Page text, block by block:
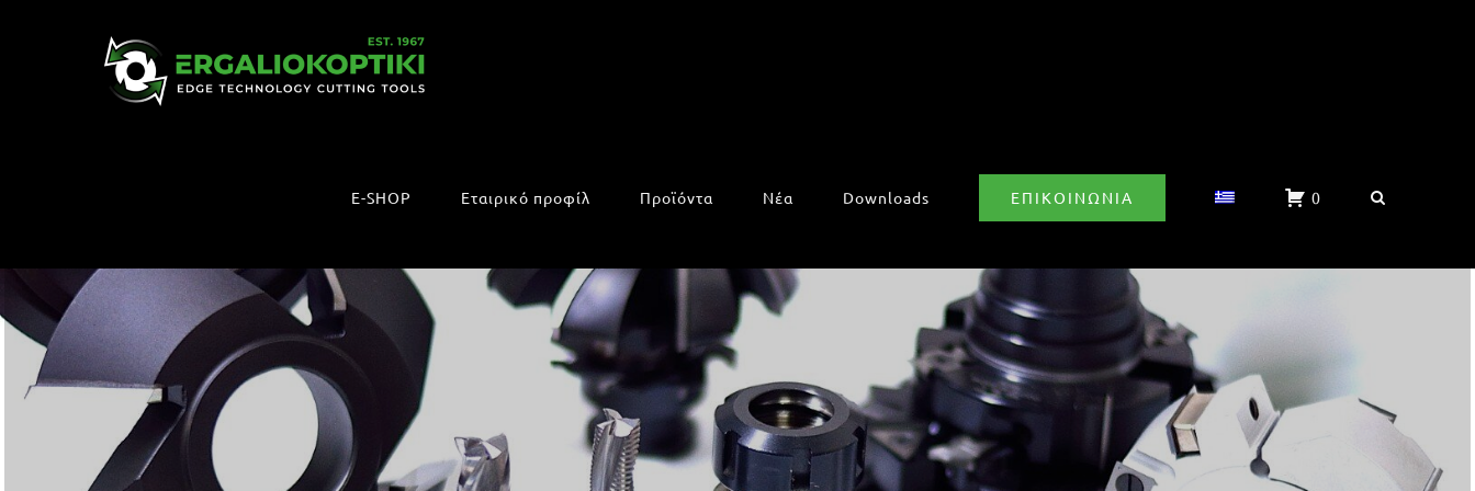
περιεχόμενο
E-SHOP Εταιρικό προφίλ Προϊόντα Νέα Downloads ΕΠΙΚΟΙΝΩΝΊΑ 0